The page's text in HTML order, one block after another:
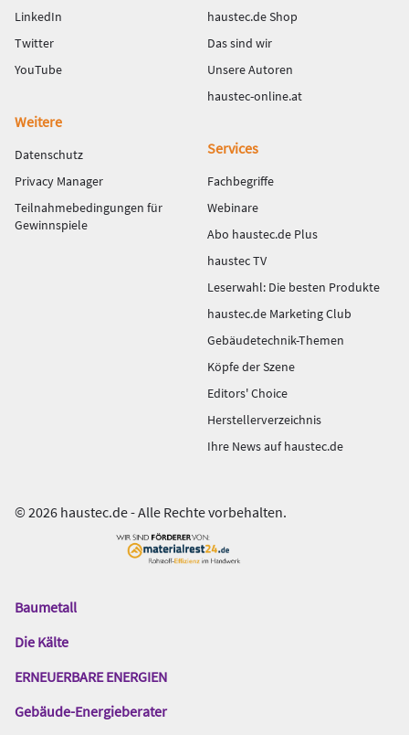
LinkedIn
Twitter
YouTube
haustec.de Shop
Das sind wir
Unsere Autoren
haustec-online.at
Weitere
Datenschutz
Privacy Manager
Teilnahmebedingungen für
Gewinnspiele
Services
Fachbegriffe
Webinare
Abo haustec.de Plus
haustec TV
Leserwahl: Die besten Produkte
haustec.de Marketing Club
Gebäudetechnik-Themen
Köpfe der Szene
Editors' Choice
Herstellerverzeichnis
Ihre News auf haustec.de
© 2026 haustec.de - Alle Rechte vorbehalten.
Das
Gentner
Baumetall
Die Kälte
ERNEUERBARE ENERGIEN
Gebäude-Energieberater